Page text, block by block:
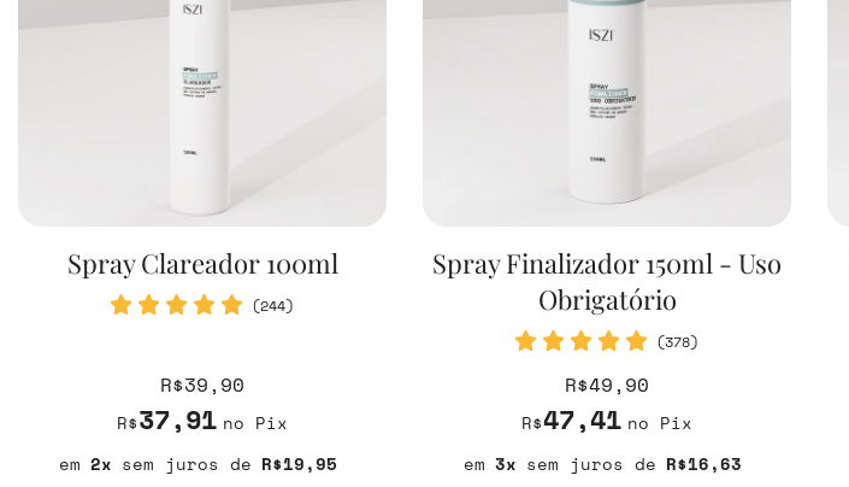
Spray Clareador 100ml
(244)
R$39,90
R$37,91 no Pix
2
R$19,95
sem juros
Spray Finalizador 150ml - Uso
Obrigatório
(378)
R$49,90
R$47,41 no Pix
3
R$16,63
sem juros